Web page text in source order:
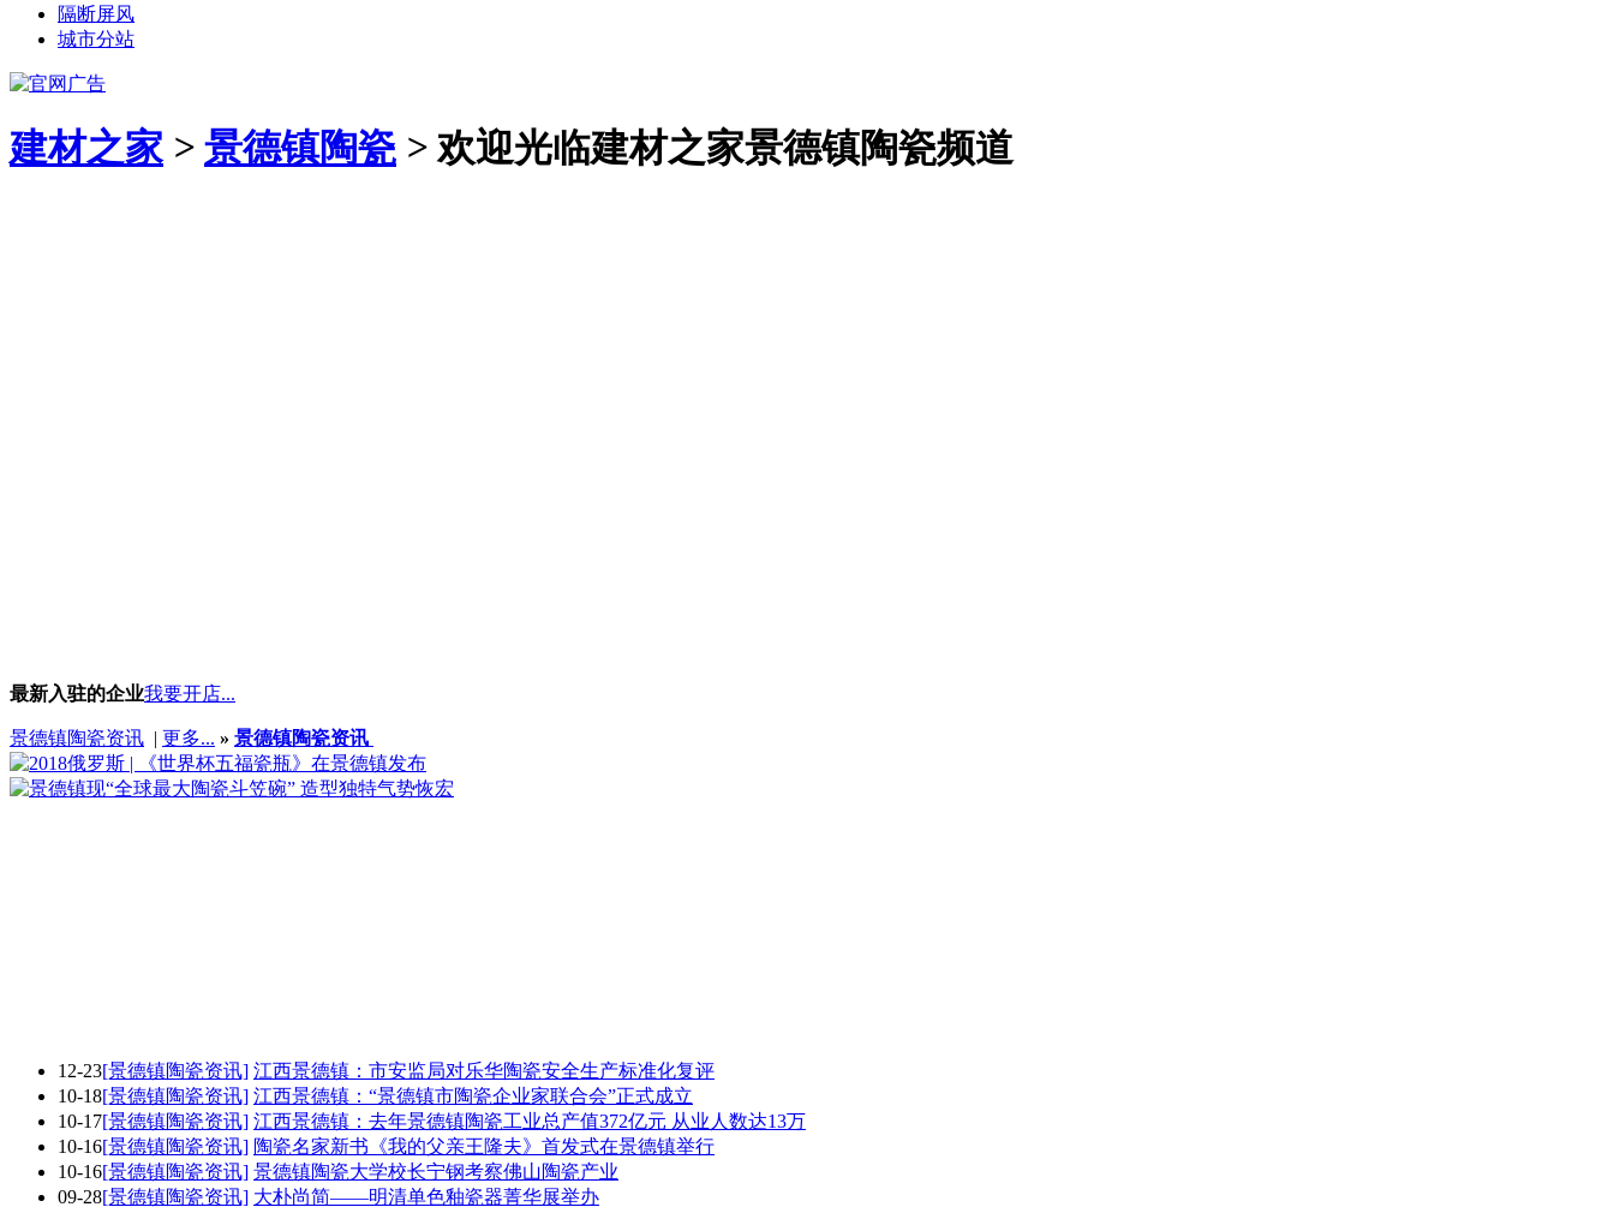
隔断屏风
城市分站
建材之家 > 景德镇陶瓷 > 欢迎光临建材之家景德镇陶瓷频道
最新入驻的企业我要开店...
景德镇陶瓷资讯 | 更多... » 景德镇陶瓷资讯
12-23[景德镇陶瓷资讯] 江西景德镇：市安监局对乐华陶瓷安全生产标准化复评
10-18[景德镇陶瓷资讯] 江西景德镇：“景德镇市陶瓷企业家联合会”正式成立
10-17[景德镇陶瓷资讯] 江西景德镇：去年景德镇陶瓷工业总产值372亿元 从业人数达13万
10-16[景德镇陶瓷资讯] 陶瓷名家新书《我的父亲王隆夫》首发式在景德镇举行
10-16[景德镇陶瓷资讯] 景德镇陶瓷大学校长宁钢考察佛山陶瓷产业
09-28[景德镇陶瓷资讯] 大朴尚简——明清单色釉瓷器菁华展举办